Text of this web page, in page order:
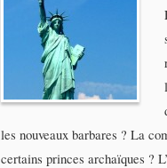
les nouveaux barbares ? La
certains princes archaïques ?